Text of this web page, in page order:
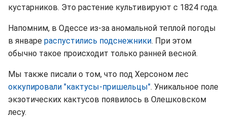
кустарников. Это растение культивируют с 1824 года.
Напомним, в Одессе из-за аномальной теплой погоды
в январе распустились подснежники. При этом
обычно такое происходит только ранней весной.
Мы также писали о том, что под Херсоном лес
оккупировали "кактусы-пришельцы". Уникальное поле
экзотических кактусов появилось в Олешковском
лесу.